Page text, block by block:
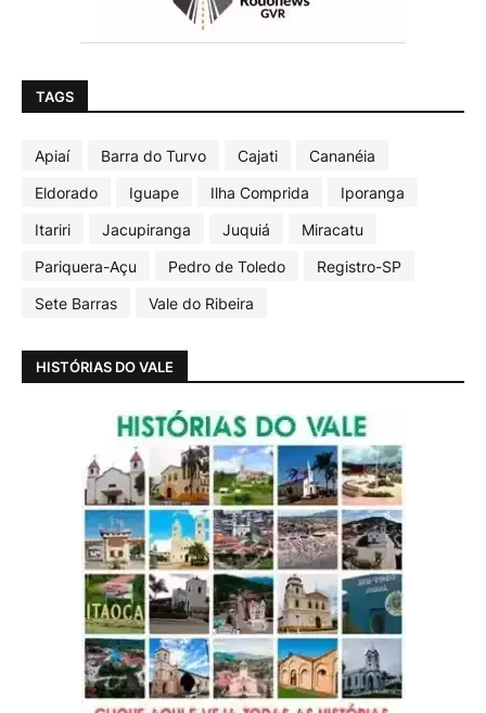
TAGS
Apiaí Barra do Turvo Cajati
Cananéia
Eldorado
Iguape Ilha Comprida
Iporanga
Itariri
Jacupiranga Juquiá
Miracatu
Pariquera-Açu
Pedro de Toledo
Registro-SP
Sete Barras
Vale do Ribeira
HISTÓRIAS DO VALE